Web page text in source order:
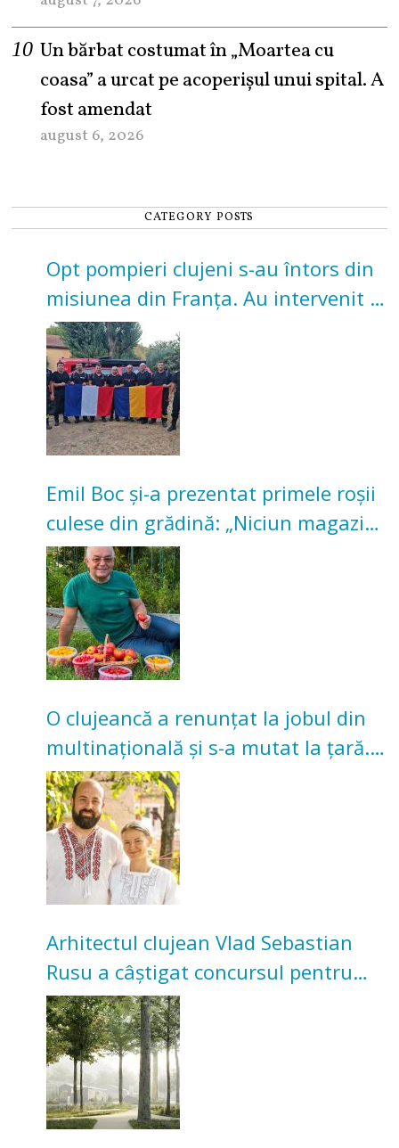
Un bărbat costumat în „Moartea cu
coasa” a urcat pe acoperișul unui spital. A
fost amendat
august 6, 2026
CATEGORY POSTS
Opt pompieri clujeni s-au întors din
misiunea din Franța. Au intervenit la
incendii de vegetație și pădure
Emil Boc și-a prezentat primele roșii
culese din grădină: „Niciun magazin
nu poate oferi această satisfacție”
O clujeancă a renunțat la jobul din
multinațională și s-a mutat la țară.
Acum cultivă legume în grădina
bunicilor
Arhitectul clujean Vlad Sebastian
Rusu a câștigat concursul pentru
transformarea Grădinii Casei
Universitarilor